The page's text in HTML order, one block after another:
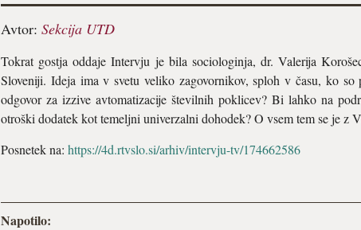
Avtor: Sekcija UTD
Tokrat gostja oddaje Intervju je bila sociologinja, dr. Valerija
Sloveniji. Ideja ima v svetu veliko zagovornikov, sploh v času, ko
odgovor za izzive avtomatizacije številnih poklicev? Bi lahko na
otroški dodatek kot temeljni univerzalni dohodek? O vsem tem se je z
Posnetek na: https://4d.rtvslo.si/arhiv/intervju-tv/174662586
Napotilo: